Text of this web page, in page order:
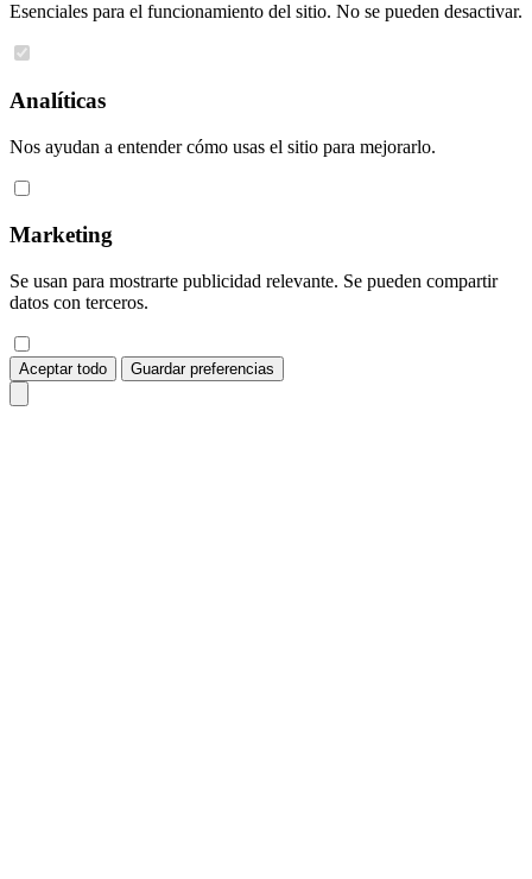
Esenciales para el funcionamiento del sitio. No se pueden desactivar.
Analíticas
Nos ayudan a entender cómo usas el sitio para mejorarlo.
Marketing
Se usan para mostrarte publicidad relevante. Se pueden compartir
datos con terceros.
Aceptar todo Guardar preferencias